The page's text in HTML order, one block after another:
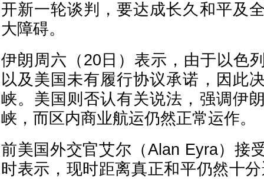
开新一轮谈判，要达成长久和平及
大障碍。
伊朗周六（20日）表示，由于以色
以及美国未有履行协议承诺，因此
峡。美国则否认有关说法，强调伊
峡，而区内商业航运仍然正常运作。
前美国外交官艾尔（Alan Eyra）接
时表示，现时距离真正和平仍然十